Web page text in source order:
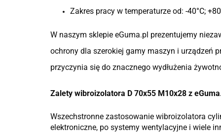
Zakres pracy w temperaturze od: -40°C;
W naszym sklepie eGuma.pl prezentujemy
ochrony dla szerokiej gamy maszyn i urządzeń
przyczynia się do znacznego wydłużenia
Zalety wibroizolatora D 70x55 M10x28 z
Wszechstronne zastosowanie wibroizolatora
elektroniczne, po systemy wentylacyjne i wiele